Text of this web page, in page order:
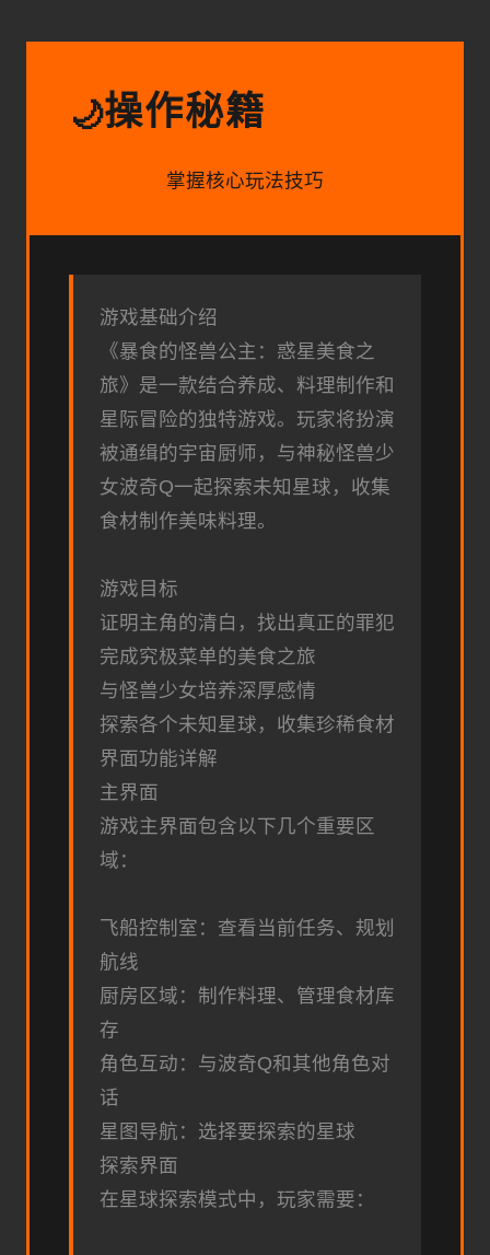
🌙操作秘籍
掌握核心玩法技巧
游戏基础介绍
《暴食的怪兽公主：惑星美食之
旅》是一款结合养成、料理制作和
星际冒险的独特游戏。玩家将扮演
被通缉的宇宙厨师，与神秘怪兽少
女波奇Q一起探索未知星球，收集
食材制作美味料理。
游戏目标
证明主角的清白，找出真正的罪犯
完成究极菜单的美食之旅
与怪兽少女培养深厚感情
探索各个未知星球，收集珍稀食材
界面功能详解
主界面
游戏主界面包含以下几个重要区
域：
飞船控制室：查看当前任务、规划
航线
厨房区域：制作料理、管理食材库
存
角色互动：与波奇Q和其他角色对
话
星图导航：选择要探索的星球
探索界面
在星球探索模式中，玩家需要：